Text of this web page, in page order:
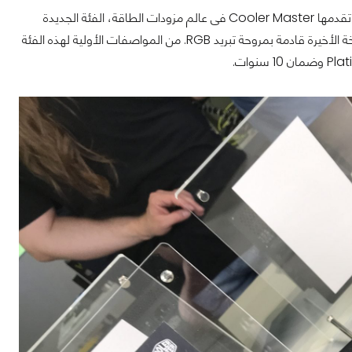
فى البداية كانت لنا نظرة على الفئة الجديدة V Platinum وهى واحدة من اعلى الفئات التي تقدمها Cooler Master فى عالم مزودات الطاقة، الفئة الجديدة
قادمة بمزودات طاقة تبدء من 850W، 1000W وتنتهى بأعلى نسخة بقدرة 1300W والنسخة الأخيرة قادمة بمروحة تبريد RGB. من المواصفات الأولية لهذه الفئة